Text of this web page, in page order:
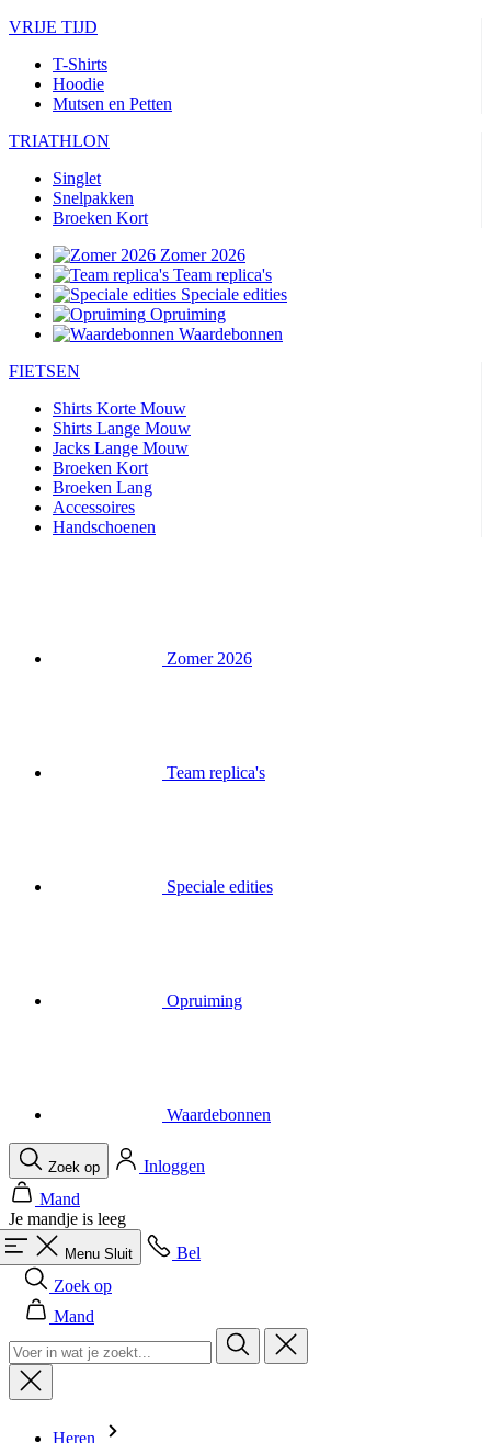
VRIJE TIJD
T-Shirts
Hoodie
Mutsen en Petten
TRIATHLON
Singlet
Snelpakken
Broeken Kort
Zomer 2026
Team replica's
Speciale edities
Opruiming
Waardebonnen
FIETSEN
Shirts Korte Mouw
Shirts Lange Mouw
Jacks Lange Mouw
Broeken Kort
Broeken Lang
Accessoires
Handschoenen
Je mandje is leeg
Menu Sluit
Bel
Zoek op
Mand
Heren
Alles in categorie Heren